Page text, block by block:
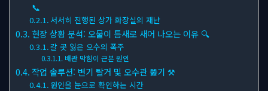
📞
서서히 진행된 상가 화장실의 재난
현장 상황 분석: 오물이 틈새로 새어 나오는 이유 🔍
갈 곳 잃은 오수의 폭주
배관 막힘이 근본 원인
작업 솔루션: 변기 탈거 및 오수관 뚫기 ⚒
원인을 눈으로 확인하는 시간